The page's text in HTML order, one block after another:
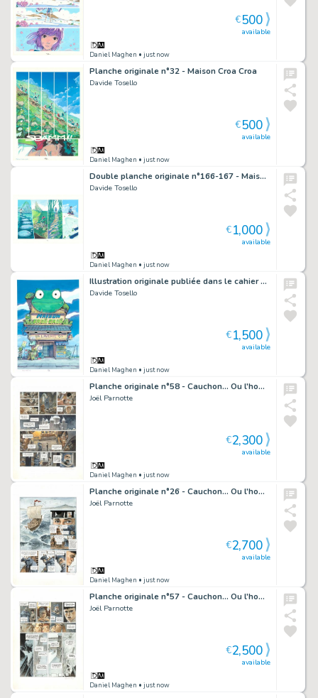
Daniel Maghen • just now
available
€500
Planche originale n°32 - Maison Croa Croa
Davide Tosello
Daniel Maghen • just now
available
€500
Double planche originale n°166-167 - Maison Croa Croa
Davide Tosello
Daniel Maghen • just now
available
€1,000
Illustration originale publiée dans le cahier graphique - Maison Croa Croa
Davide Tosello
Daniel Maghen • just now
available
€1,500
Planche originale n°58 - Cauchon... Ou l'homme qui tua Jeanne d'Arc
Joël Parnotte
Daniel Maghen • just now
available
€2,300
Planche originale n°26 - Cauchon... Ou l'homme qui tua Jeanne d'Arc
Joël Parnotte
Daniel Maghen • just now
available
€2,700
Planche originale n°57 - Cauchon... Ou l'homme qui tua Jeanne d'Arc
Joël Parnotte
Daniel Maghen • just now
available
€2,500